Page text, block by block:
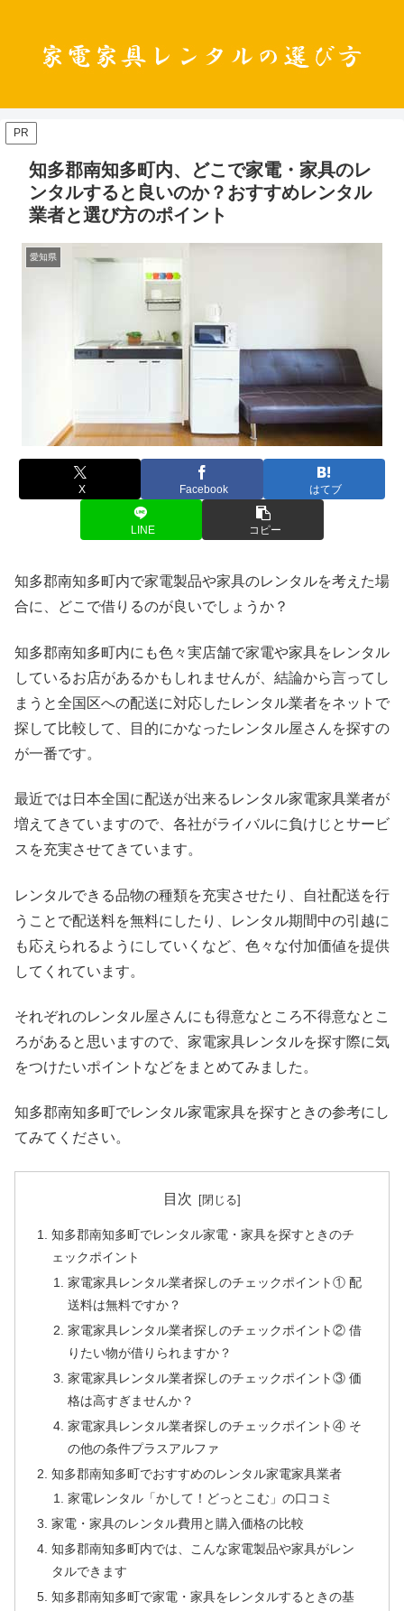
PR
知多郡南知多町内、どこで家電・家具のレ
ンタルすると良いのか？おすすめレンタル
業者と選び方のポイント
愛知県
X Facebook はてブ
LINE コピー
知多郡南知多町内で家電製品や家具のレンタルを考えた場
合に、どこで借りるのが良いでしょうか？
知多郡南知多町内にも色々実店舗で家電や家具をレンタル
しているお店があるかもしれませんが、結論から言ってし
まうと全国区への配送に対応したレンタル業者をネットで
探して比較して、目的にかなったレンタル屋さんを探すの
が一番です。
最近では日本全国に配送が出来るレンタル家電家具業者が
増えてきていますので、各社がライバルに負けじとサービ
スを充実させてきています。
レンタルできる品物の種類を充実させたり、自社配送を行
うことで配送料を無料にしたり、レンタル期間中の引越に
も応えられるようにしていくなど、色々な付加価値を提供
してくれています。
それぞれのレンタル屋さんにも得意なところ不得意なとこ
ろがあると思いますので、家電家具レンタルを探す際に気
をつけたいポイントなどをまとめてみました。
知多郡南知多町でレンタル家電家具を探すときの参考にし
てみてください。
目次
知多郡南知多町でレンタル家電・家具を探すときのチ
ェックポイント
家電家具レンタル業者探しのチェックポイント① 配
送料は無料ですか？
家電家具レンタル業者探しのチェックポイント② 借
りたい物が借りられますか？
家電家具レンタル業者探しのチェックポイント③ 価
格は高すぎませんか？
家電家具レンタル業者探しのチェックポイント④ そ
の他の条件プラスアルファ
知多郡南知多町でおすすめのレンタル家電家具業者
家電レンタル「かして！どっとこむ」の口コミ
家電・家具のレンタル費用と購入価格の比較
知多郡南知多町内では、こんな家電製品や家具がレン
タルできます
知多郡南知多町で家電・家具をレンタルするときの基